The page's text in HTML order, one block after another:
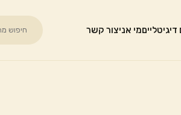
מי אניצור קשר